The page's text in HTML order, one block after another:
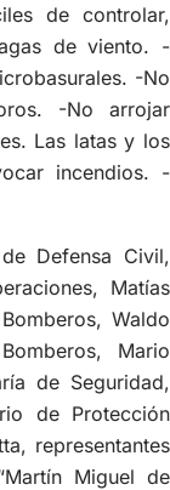
de controlar,
de viento. -
-No
-No arrojar
Las latas y los
incendios. -
Defensa Civil,
Matías
Waldo
Mario
de Seguridad,
de Protección
representantes
Miguel de